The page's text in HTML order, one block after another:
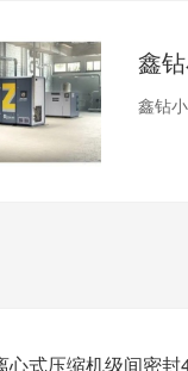
鑫钻
心式压缩机级间密封